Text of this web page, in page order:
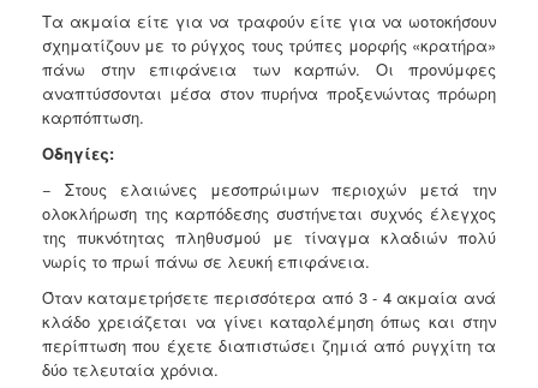
Τα ακμαία είτε για να τραφούν είτε για να ωοτοκήσουν
σχηματίζουν με το ρύγχος τους τρύπες μορφής «κρατήρα»
πάνω στην επιφάνεια των
καρπών. Οι προνύμφες
αναπτύσσονται μέσα στον πυρήνα προξενώντας πρόωρη
καρπόπτωση.
Οδηγίες:
− Στους ελαιώνες μεσοπρώιμων περιοχών μετά την
ολοκλήρωση της καρπόδεσης συστήνεται συχνός έλεγχος
της πυκνότητας πληθυσμού με τίναγμα κλαδιών πολύ
νωρίς το πρωί πάνω σε λευκή επιφάνεια.
Όταν καταμετρήσετε περισσότερα από 3 - 4 ακμαία ανά
κλάδο χρειάζεται να γίνει κατα̟ολέμηση όπως και στην
περίπτωση που έχετε διαπιστώσει ζημιά από ρυγχίτη τα
δύο τελευταία χρόνια.